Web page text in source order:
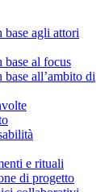
agli attori
al focus
all’ambito di
e rituali
di progetto